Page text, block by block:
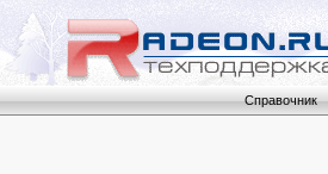
Справочник